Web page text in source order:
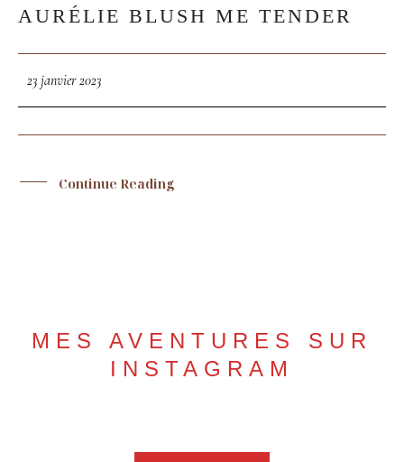
23
AURÉLIE BLUSH ME TENDER
23 janvier 2023
Continue Reading
MES AVENTURES SUR
INSTAGRAM
JOHN & LIZA
STEPH & JENNIFER